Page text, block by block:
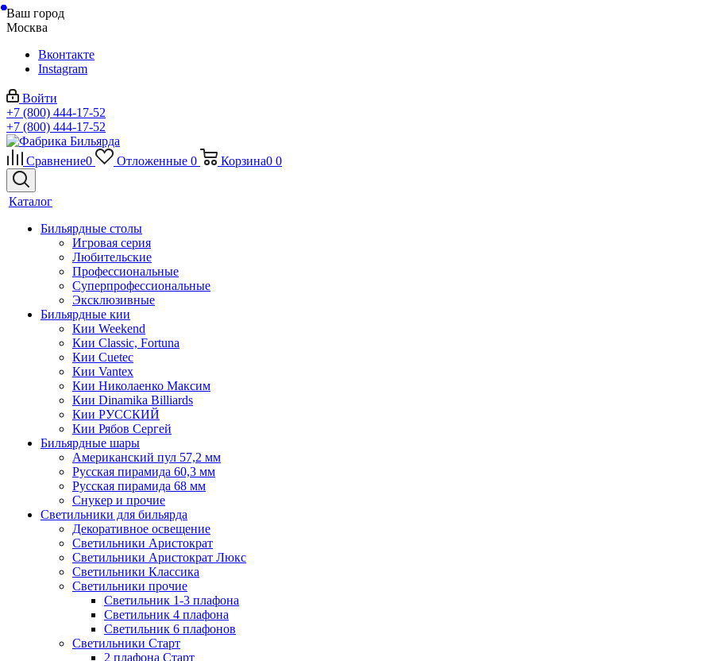
Ваш город
Москва
Вконтакте
Instagram
Войти
+7 (800) 444-17-52
+7 (800) 444-17-52
Сравнение0 Отложенные 0 Корзина0 0
Каталог
Бильярдные столы
Игровая серия
Любительские
Профессиональные
Суперпрофессиональные
Эксклюзивные
Бильярдные кии
Кии Weekend
Кии Classic, Fortuna
Кии Cuetec
Кии Vantex
Кии Николаенко Максим
Кии Dinamika Billiards
Кии РУССКИЙ
Кии Рябов Сергей
Бильярдные шары
Американский пул 57,2 мм
Русская пирамида 60,3 мм
Русская пирамида 68 мм
Снукер и прочие
Светильники для бильярда
Декоративное освещение
Светильники Аристократ
Светильники Аристократ Люкс
Светильники Классика
Светильники прочие
Светильник 1-3 плафона
Светильник 4 плафона
Светильник 6 плафонов
Светильники Старт
2 плафона Старт